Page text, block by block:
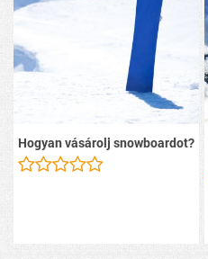
Hogyan vásárolj snowboardot?